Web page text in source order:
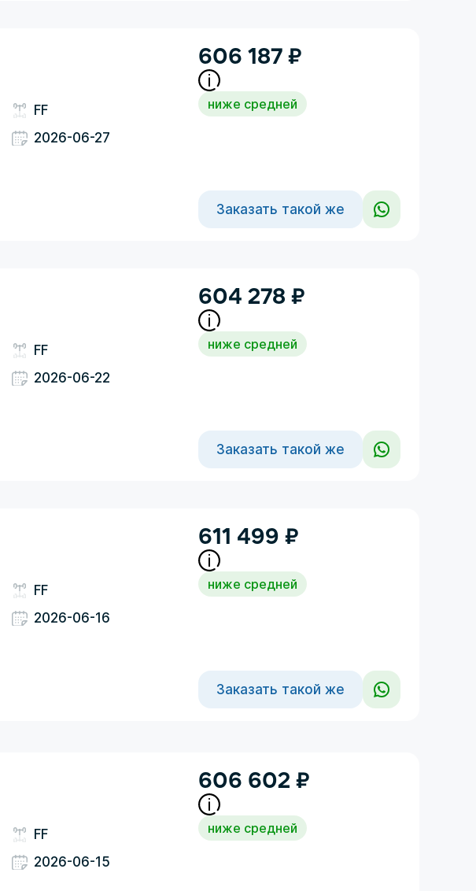
FF
2026-06-27
606 187 ₽
ниже средней
Заказать такой же
FF
2026-06-22
604 278 ₽
ниже средней
Заказать такой же
FF
2026-06-16
611 499 ₽
ниже средней
Заказать такой же
FF
2026-06-15
606 602 ₽
ниже средней